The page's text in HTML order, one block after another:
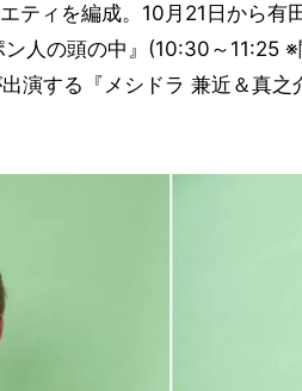
ティを編成。10月21日から有
人の頭の中』(10:30～11:25
演する『メシドラ 兼近＆真之